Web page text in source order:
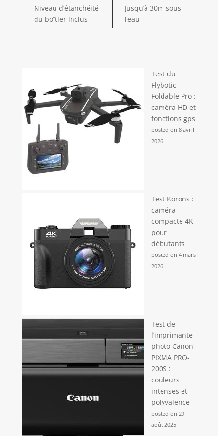
Niveau d’étanchéité
du boîtier inclus
Jusqu’à 30m sous
l’eau
Test du
Flybotic
Foldable Pro :
caméra HD et
fonctions gps
posted on 8 avril
2026
Test Korons :
caméra
compacte 4K
pour
débutants
posted on 4 mars
2026
Test de
l’imprimante
photo Canon
PIXMA PRO-
200S :
couleurs
intenses et
polyvalence
posted on 29
août 2025